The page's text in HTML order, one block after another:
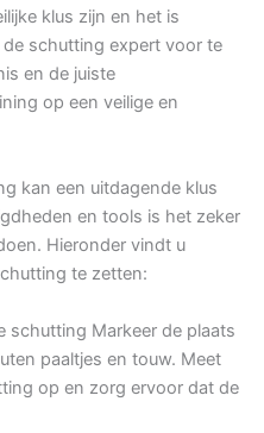
klus zijn en het is
schutting expert voor te
en de juiste
op een veilige en
kan een uitdagende klus
en tools is het zeker
Hieronder vindt u
te zetten:
schutting Markeer de plaats
paaltjes en touw. Meet
op en zorg ervoor dat de